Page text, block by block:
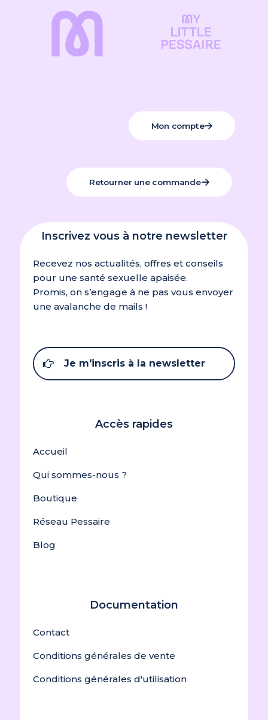
Mon compte
Retourner une commande
Inscrivez vous à notre newsletter
Recevez nos actualités, offres et conseils
pour une santé sexuelle apaisée.
Promis, on s’engage à ne pas vous envoyer
une avalanche de mails !
Je m'inscris à la newsletter
Accès rapides
Accueil
Qui sommes-nous ?
Boutique
Réseau Pessaire
Blog
Documentation
Contact
Conditions générales de vente
Conditions générales d'utilisation